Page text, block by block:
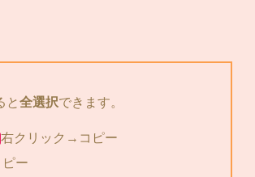
と全選択できます。
右クリック→コピー
ピー